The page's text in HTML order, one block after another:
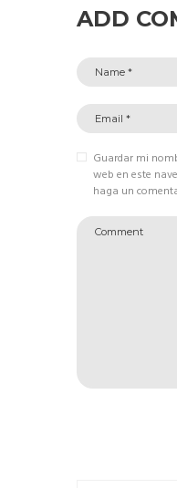
ADD
Guardar mi
web en este
haga un